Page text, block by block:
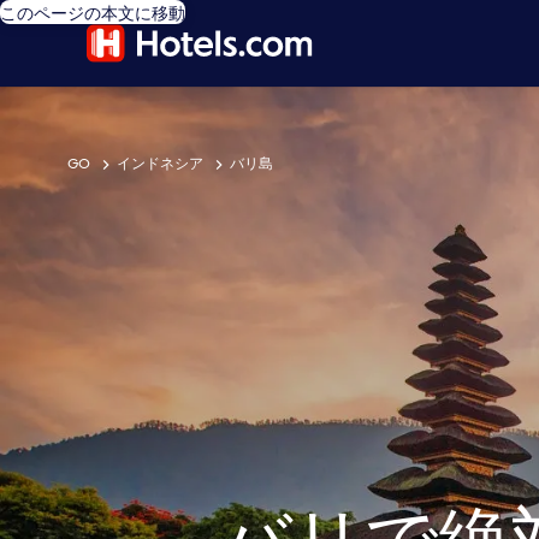
このページの本文に移動
GO インドネシア バリ島